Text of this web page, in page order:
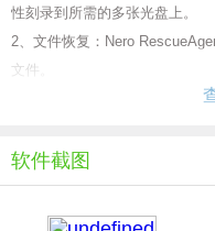
性刻录到所需的多张光盘上。
2、文件恢复：Nero
文件。
3、翻录音频 – 轻松在您的计
4、光盘表面扫描 – SecurDisc
可以提高光盘刻录的可靠性。
5、光盘复制 – 您可以轻松快
软件截图